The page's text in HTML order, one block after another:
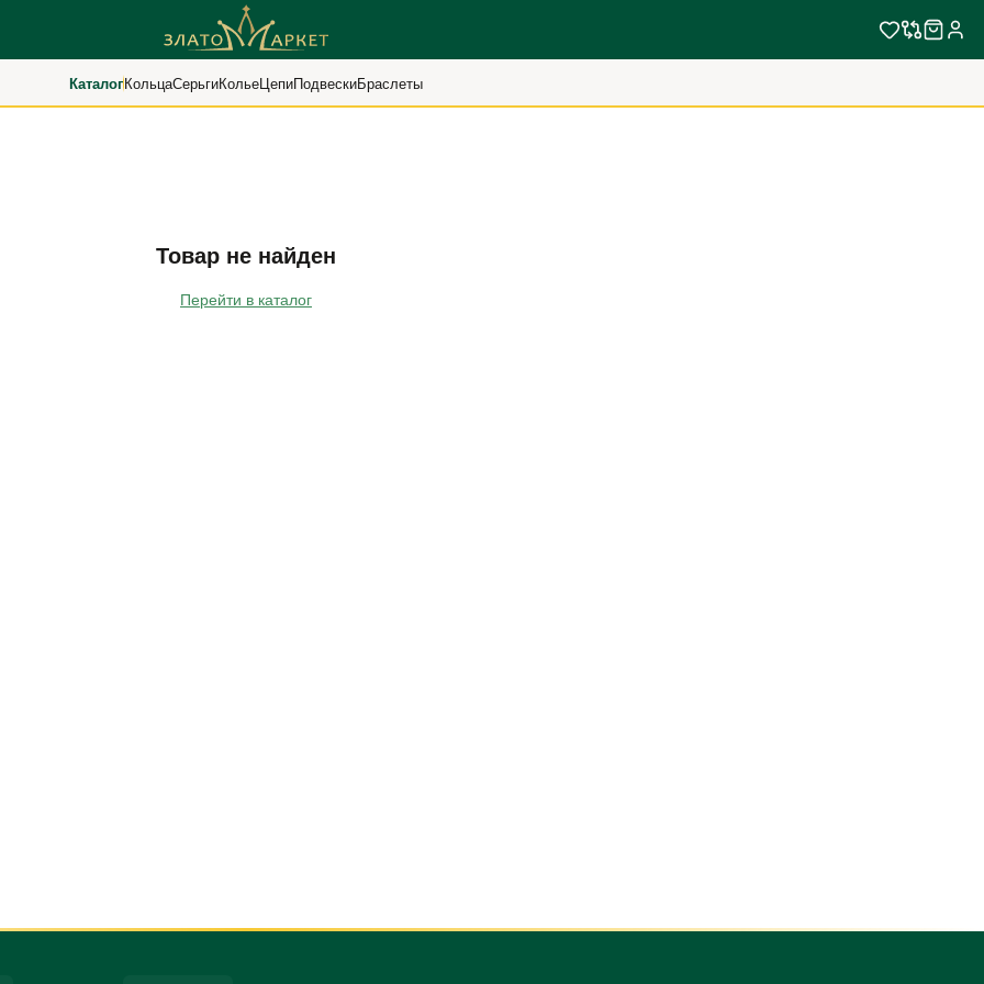
КаталогКольцаСерьгиКольеЦепиПодвескиБраслеты
Товар не найден
Перейти в каталог